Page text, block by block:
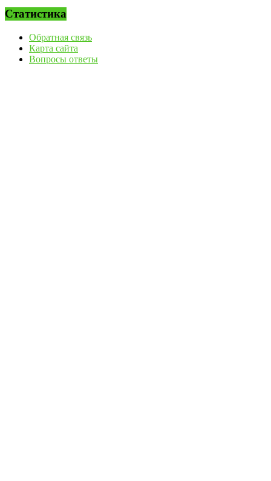
Статистика
Обратная связь
Карта сайта
Вопросы ответы